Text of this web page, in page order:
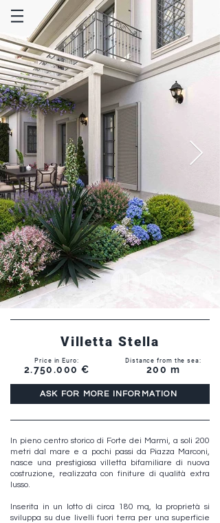
Villetta Stella
Price in Euro:
2.750.000 €
Distance from the sea:
200 m
ASK FOR MORE INFORMATION
In pieno centro storico di Forte dei Marmi, a soli 200
metri dal mare e a pochi passi da Piazza Marconi,
nasce una prestigiosa villetta bifamiliare di nuova
costruzione, realizzata con finiture di qualità extra
lusso.
Inserita in un lotto di circa 180 mq, la proprietà si
sviluppa su due livelli fuori terra per una superficie